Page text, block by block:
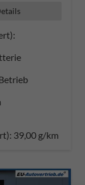
39,00 g/km